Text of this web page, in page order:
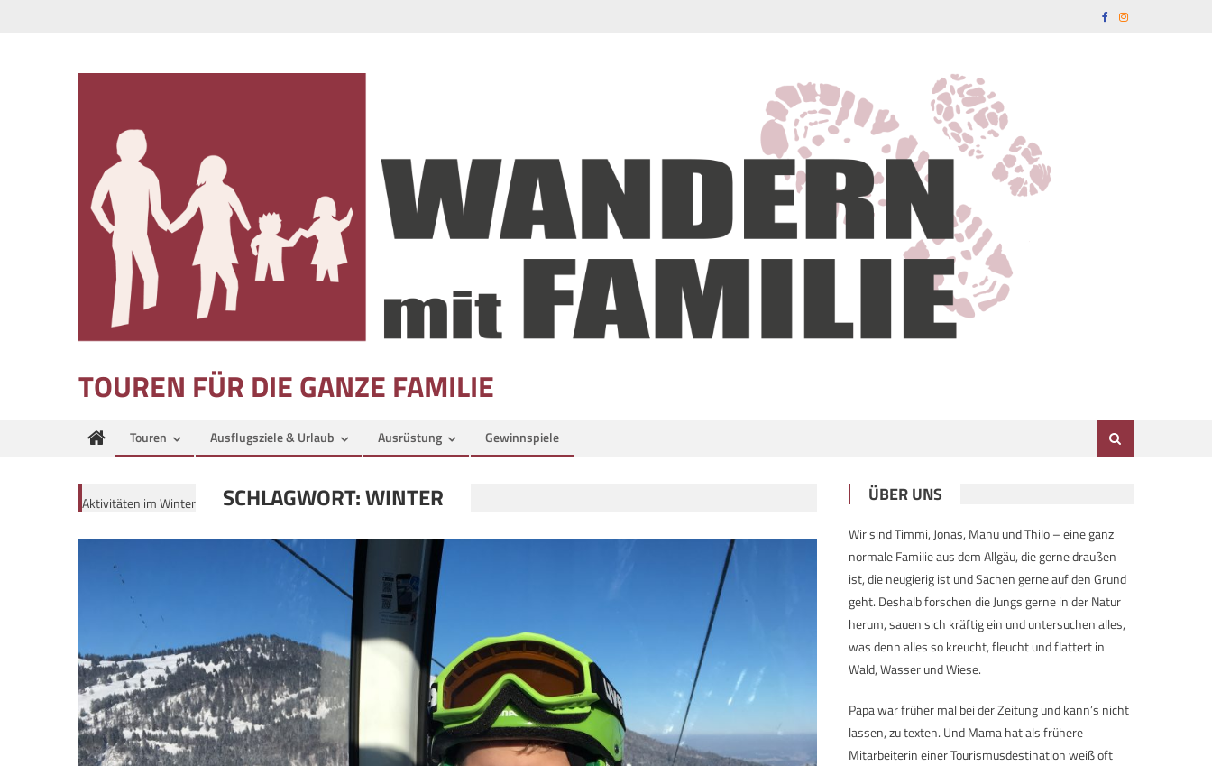
TOUREN FÜR DIE GANZE FAMILIE
Touren Ausflugsziele & Urlaub Ausrüstung Gewinnspiele
SCHLAGWORT:WINTER
Aktivitäten im Winter ÜBER UNS
Wir sind Timmi, Jonas, Manu und Thilo – eine ganz
normale Familie aus dem Allgäu, die gerne draußen
ist, die neugierig ist und Sachen gerne auf den Grund
geht. Deshalb forschen die Jungs gerne in der Natur
herum, sauen sich kräftig ein und untersuchen alles,
was denn alles so kreucht, fleucht und flattert in
Wald, Wasser und Wiese.
Papa war früher mal bei der Zeitung und kann’s nicht
lassen, zu texten. Und Mama hat als frühere
Mitarbeiterin einer Tourismusdestination weiß oft